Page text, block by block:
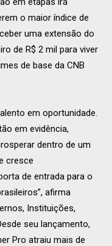
o maior índice de
uma extensão do
de R$ 2 mil para viver
de base da CNB
em oportunidade.
em evidência,
dentro de um
cresce
de entrada para o
afirma
Instituições,
seu lançamento,
Pro atraiu mais de